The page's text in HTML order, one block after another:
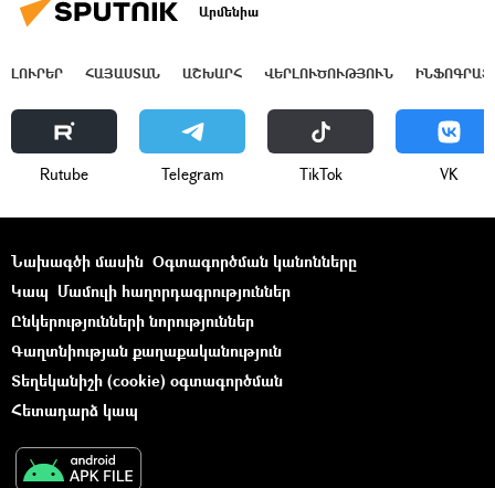
Արմենիա
ԼՈՒՐԵՐ ՀԱՅԱՍՏԱՆ ԱՇԽԱՐՀ ՎԵՐԼՈՒԾՈՒԹՅՈՒՆ
Rutube Telegram ТikТоk VK
Նախագծի մասին Օգտագործման կանոնները
Կապ Մամուլի հաղորդագրություններ
Ընկերությունների նորություններ
Գաղտնիության քաղաքականություն
Տեղեկանիշի (cookie) օգտագործման
Հետադարձ կապ